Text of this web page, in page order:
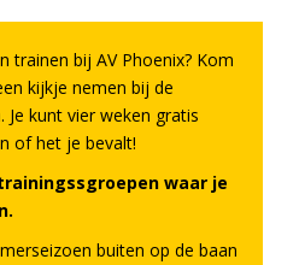
trainen bij AV Phoenix? Kom
kijkje nemen bij de
Je kunt vier weken gratis
of het je bevalt!
waar je
buiten op de baan